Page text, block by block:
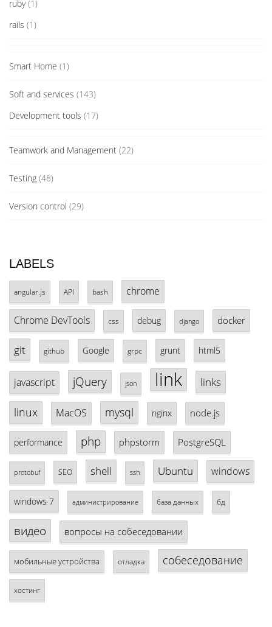
ruby(1)
rails (1)
Smart Home (1)
Soft and services (143)
Development tools (17)
Teamwork and Management (22)
Testing (48)
Version control (29)
LABELS
angular.js API bash chrome
Chrome DevTools css debug django docker
git github Google grpc grunt html5
javascript jQuery json link links
linux MacOS mysql nginx node.js
performance php phpstorm PostgreSQL
protobuf SEO shell ssh Ubuntu windows
windows 7 администрирование база данных бд
видео вопросы на собеседовании
мобильные устройства отладка собеседование
хостинг